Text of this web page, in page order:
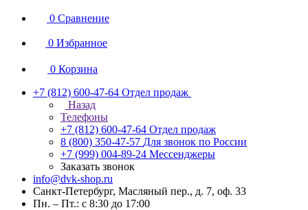
0 Сравнение
0 Избранное
0 Корзина
+7 (812) 600-47-64 Отдел продаж
Назад
Телефоны
+7 (812) 600-47-64 Отдел продаж
8 (800) 350-47-57 Для звонок по России
+7 (999) 004-89-24 Мессенджеры
Заказать звонок
info@dvk-shop.ru
Санкт-Петербург, Масляный пер., д. 7, оф. 33
Пн. – Пт.: с 8:30 до 17:00